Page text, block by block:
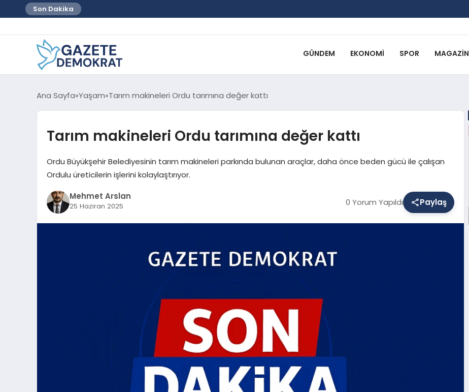
Son Dakika
GÜNDEM EKONOMI SPOR MAGAZIN
Ana Sayfa Yaşam Tarım makineleri Ordu tarımına değer kattı
Tarım makineleri Ordu tarımına değer kattı
Ordu Büyükşehir Belediyesinin tarım makineleri parkında bulunan araçlar, daha önce beden gücü ile çalışan
Ordulu üreticilerin işlerini kolaylaştırıyor.
Mehmet Arslan
25 Haziran 2025 0 Yorum Yapıldı Paylaş